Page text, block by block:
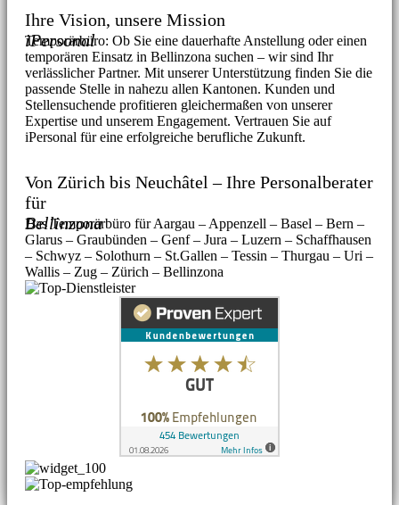
Ihre Vision, unsere Mission
iPersonal
Temporärbüro: Ob Sie eine dauerhafte Anstellung oder einen
temporären Einsatz in Bellinzona suchen – wir sind Ihr
verlässlicher Partner. Mit unserer Unterstützung finden Sie die
passende Stelle in nahezu allen Kantonen. Kunden und
Stellensuchende profitieren gleichermaßen von unserer
Expertise und unserem Engagement. Vertrauen Sie auf
iPersonal für eine erfolgreiche berufliche Zukunft.
Von Zürich bis Neuchâtel – Ihre Personalberater
für
Bellinzona
Das Temporärbüro für Aargau – Appenzell – Basel – Bern –
Glarus – Graubünden – Genf – Jura – Luzern – Schaffhausen
– Schwyz – Solothurn – St.Gallen – Tessin – Thurgau – Uri –
Wallis – Zug – Zürich – Bellinzona